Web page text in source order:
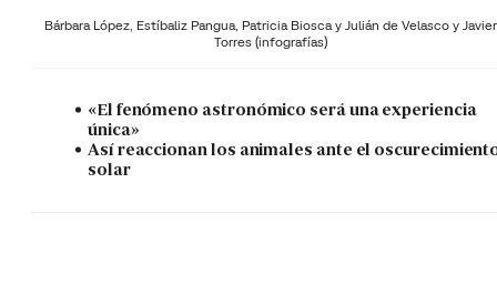
Bárbara López, Estíbaliz Pangua, Patricia Biosca y Julián de Velasco y Javier
Torres (infografías)
«El fenómeno astronómico será una experiencia
única»
Así reaccionan los animales ante el
solar